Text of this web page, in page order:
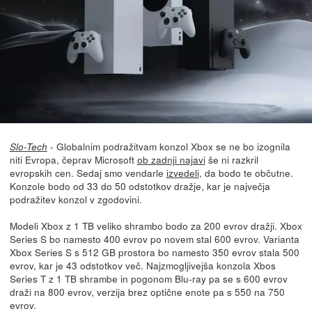
Slo-Tech - Globalnim podražitvam konzol Xbox se ne bo izognila
niti Evropa, čeprav Microsoft ob zadnji najaviše ni razkril
evropskih cen. Sedaj smo vendarle izvedeli, da bodo te občutne.
Konzole bodo od 33 do 50 odstotkov dražje, kar je največja
podražitev konzol v zgodovini.
Modeli Xbox z 1 TB veliko shrambo bodo za 200 evrov dražji. Xbox
Series S bo namesto 400 evrov po novem stal 600 evrov. Varianta
Xbox Series S s 512 GB prostora bo namesto 350 evrov stala 500
evrov, kar je 43 odstotkov več. Najzmogljivejša konzola Xbos
Series T z 1 TB shrambe in pogonom Blu-ray pa se s 600 evrov
draži na 800 evrov, verzija brez optične enote pa s 550 na 750
evrov.